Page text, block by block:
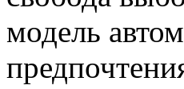
модель